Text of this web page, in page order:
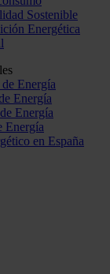
Sostenible
Energética
Energía
Energía
Energía
Energía
en España